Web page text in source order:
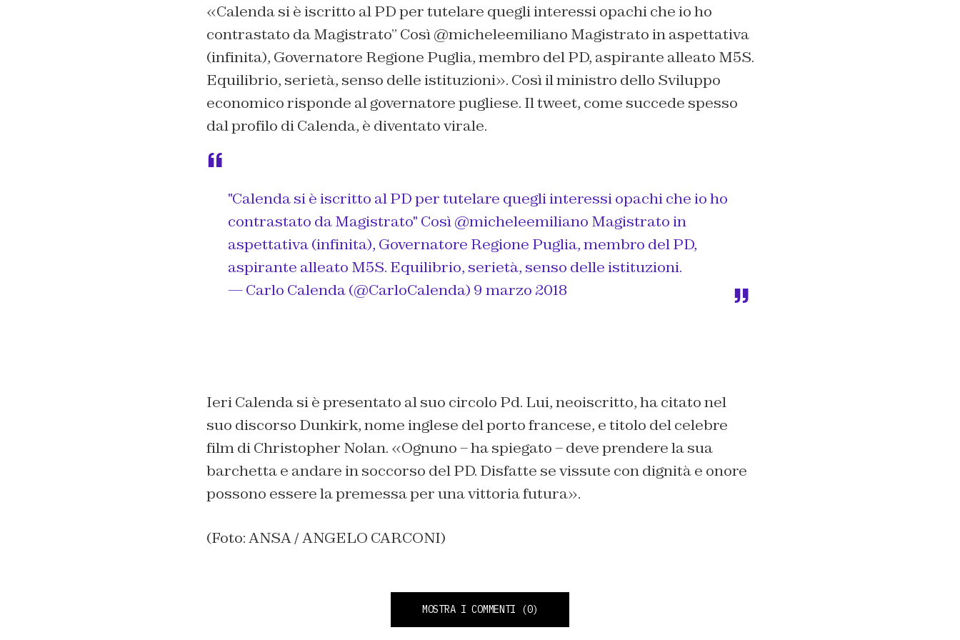
«Calenda si è iscritto al PD per tutelare quegli interessi opachi che io ho
contrastato da Magistrato” Così @micheleemiliano Magistrato in aspettativa
(infinita), Governatore Regione Puglia, membro del PD, aspirante alleato M5S.
Equilibrio, serietà, senso delle istituzioni». Così il ministro dello Sviluppo
economico risponde al governatore pugliese. Il tweet, come succede spesso
dal profilo di Calenda, è diventato virale.
"Calenda si è iscritto al PD per tutelare quegli interessi opachi che io ho
contrastato da Magistrato" Così@micheleemiliano Magistrato in
aspettativa (infinita), Governatore Regione Puglia, membro del PD,
aspirante alleato M5S. Equilibrio, serietà, senso delle istituzioni.
— Carlo Calenda (@CarloCalenda) 9 marzo 2018
Ieri Calenda si è presentato al suo circolo Pd. Lui, neoiscritto, ha citato nel
suo discorso Dunkirk, nome inglese del porto francese, e titolo del celebre
film di Christopher Nolan. «Ognuno – ha spiegato – deve prendere la sua
barchetta e andare in soccorso del PD. Disfatte se vissute con dignità e onore
possono essere la premessa per una vittoria futura».
(Foto: ANSA / ANGELO CARCONI)
MOSTRA I COMMENTI (0)